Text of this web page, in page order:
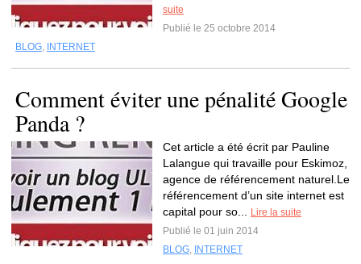
suite
Publié le 25 octobre 2014
BLOG, INTERNET
Comment éviter une pénalité Google
Panda ?
Cet article a été écrit par Pauline
Lalangue qui travaille pour Eskimoz,
agence de référencement naturel.Le
référencement d’un site internet est
capital pour so...
Lire la suite
Publié le 01 juin 2014
BLOG, INTERNET